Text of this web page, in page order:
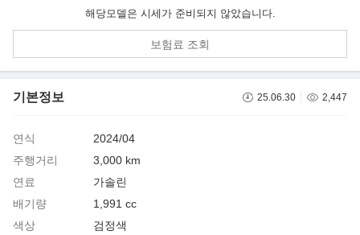
해당모델은 시세가 준비되지 않았습니다.
보험료 조회
기본정보 25.06.30 2,447
연식
2024/04
주행거리
3,000 km
연료
가솔린
배기량
1,991 cc
색상
검정색